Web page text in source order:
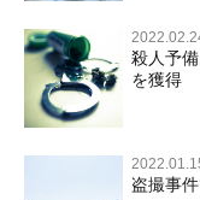
住居侵入等
名誉毀損・侮辱
殺人予
を獲得
盗撮事